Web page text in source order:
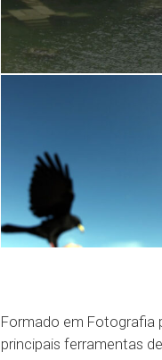
Formado em Fotografia
principais ferramentas